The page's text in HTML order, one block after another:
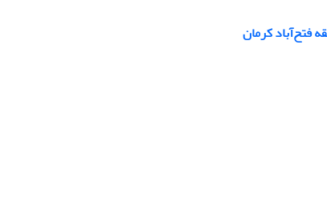
فتح‌آباد کرمان